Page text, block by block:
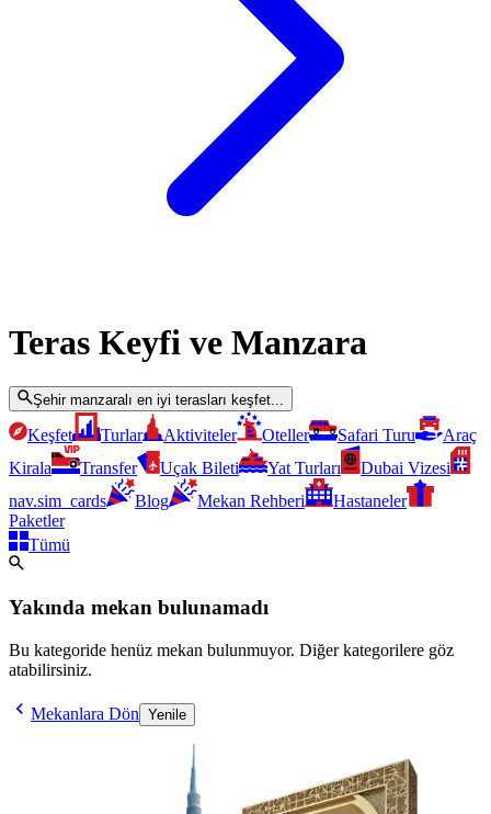
Teras Keyfi ve Manzara
Şehir manzaralı en iyi terasları keşfet...
Keşfet Turlar Aktiviteler Oteller Safari Turu
Araç
Kirala
Transfer Uçak Bileti Yat Turları
Dubai Vizesi
nav.sim_cards
Blog Mekan Rehberi
Hastaneler
Paketler
Tümü
Yakında mekan bulunamadı
Bu kategoride henüz mekan bulunmuyor. Diğer kategorilere göz
atabilirsiniz.
Mekanlara Dön Yenile